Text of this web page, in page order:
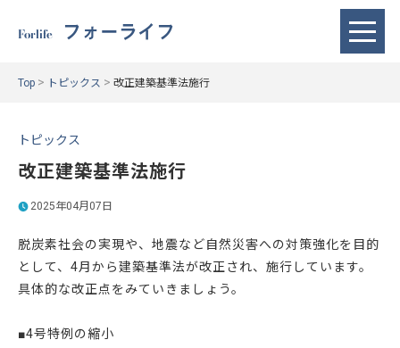
Forlife フォーライフ
Top > トピックス > 改正建築基準法施行
トピックス
改正建築基準法施行
2025年04月07日
脱炭素社会の実現や、地震など自然災害への対策強化を目的
として、4月から建築基準法が改正され、施行しています。
具体的な改正点をみていきましょう。
■4号特例の縮小